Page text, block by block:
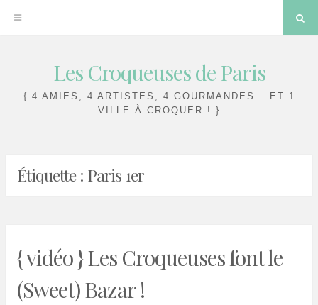
Les Croqueuses de Paris
{ 4 AMIES, 4 ARTISTES, 4 GOURMANDES… ET 1
VILLE À CROQUER ! }
Étiquette : Paris 1er
{ vidéo } Les Croqueuses font le
(Sweet) Bazar !